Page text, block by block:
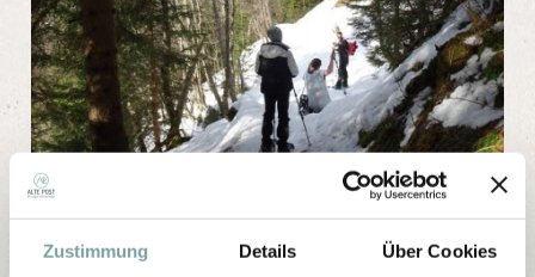
Zustimmung Details Über Cookies